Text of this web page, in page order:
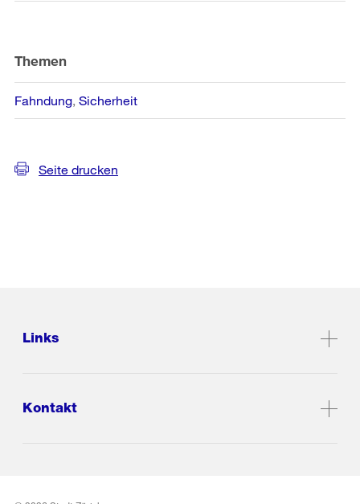
Themen
Fahndung Sicherheit
Seite drucken
Links
Kontakt